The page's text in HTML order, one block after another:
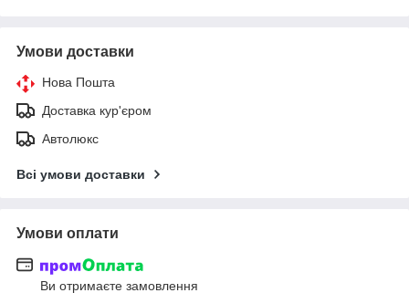
Умови доставки
Нова Пошта
Доставка кур'єром
Автолюкс
Всі умови доставки
Умови оплати
Ви отримаєте замовлення